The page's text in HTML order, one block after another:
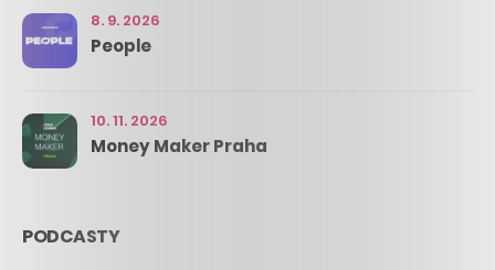
8. 9. 2026
People
10. 11. 2026
Money Maker Praha
PODCASTY